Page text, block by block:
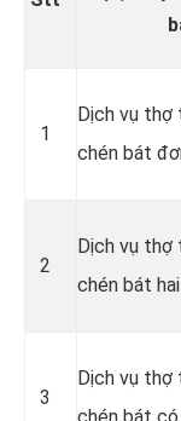
1
Dịch vụ thợ
chén bát
2
Dịch vụ thợ
chén bát
3
Dịch vụ thợ
chén bát